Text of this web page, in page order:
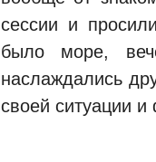
сессии и
было море,
наслаждались
своей ситуации и